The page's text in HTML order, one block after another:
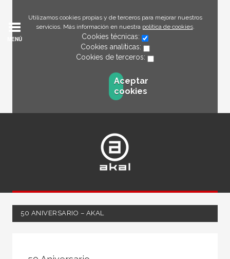
Utilizamos cookies propias y de terceros para mejorar nuestros
servicios. Más información en nuestra política de cookies.
Cookies técnicas:
Cookies analíticas:
Cookies de terceros:
Aceptar
cookies
MENÚ
50 ANIVERSARIO – AKAL